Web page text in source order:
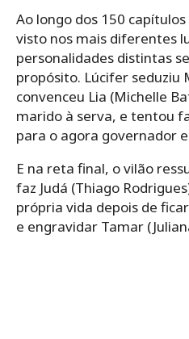
Ao longo dos 150
visto nos mais diferentes
personalidades distintas
propósito. Lúcifer seduziu
convenceu Lia (Michelle
marido à serva, e tentou
para o agora governador
E na reta final, o vilão
faz Judá (Thiago
própria vida depois de
e engravidar Tamar